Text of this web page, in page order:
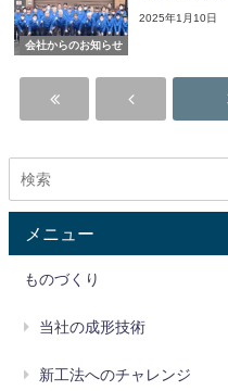
会社からのお知らせ
2025年1月10日
メニュー
ものづくり
当社の成形技術
新工法へのチャレンジ